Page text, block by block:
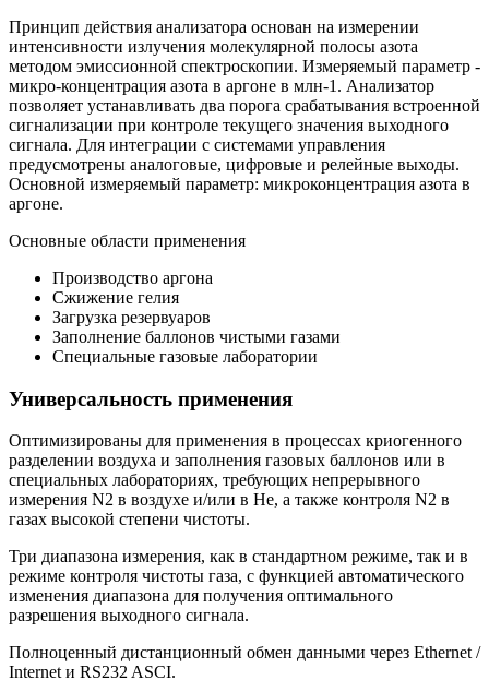
Принцип действия анализатора основан на измерении
интенсивности излучения молекулярной полосы азота
методом эмиссионной спектроскопии. Измеряемый параметр -
микро-концентрация азота в аргоне в млн-1. Анализатор
позволяет устанавливать два порога срабатывания встроенной
сигнализации при контроле текущего значения выходного
сигнала. Для интеграции с системами управления
предусмотрены аналоговые, цифровые и релейные выходы.
Основной измеряемый параметр: микроконцентрация азота в
аргоне.
Основные области применения
Производство аргона
Сжижение гелия
Загрузка резервуаров
Заполнение баллонов чистыми газами
Специальные газовые лаборатории
Универсальность применения
Оптимизированы для применения в процессах криогенного
разделении воздуха и заполнения газовых баллонов или в
специальных лабораториях, требующих непрерывного
измерения N2 в воздухе и/или в He, а также контроля N2 в
газах высокой степени чистоты.
Три диапазона измерения, как в стандартном режиме, так и в
режиме контроля чистоты газа, с функцией автоматического
изменения диапазона для получения оптимального
разрешения выходного сигнала.
Полноценный дистанционный обмен данными через Ethernet /
Internet и RS232 ASCI.